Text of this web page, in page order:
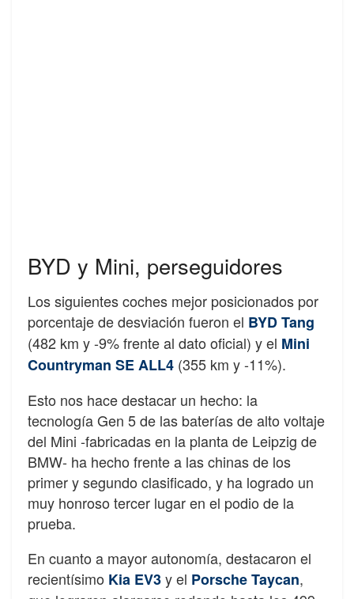
BYD y Mini, perseguidores
Los siguientes coches mejor posicionados por
porcentaje de desviación fueron el BYD Tang
(482 km y -9% frente al dato oficial) y el Mini
Countryman SE ALL4 (355 km y -11%).
Esto nos hace destacar un hecho: la
tecnología Gen 5 de las baterías de alto voltaje
del Mini -fabricadas en la planta de Leipzig de
BMW- ha hecho frente a las chinas de los
primer y segundo clasificado, y ha logrado un
muy honroso tercer lugar en el podio de la
prueba.
En cuanto a mayor autonomía, destacaron el
recientísimo Kia EV3y el Porsche Taycan,